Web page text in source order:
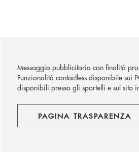
Messaggio pubblicitario con finalità
Funzionalità contactless disponibile
disponibili presso gli sportelli e sul sito
PAGINA TRASPARENZA